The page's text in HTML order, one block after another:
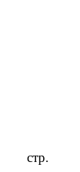
стр.